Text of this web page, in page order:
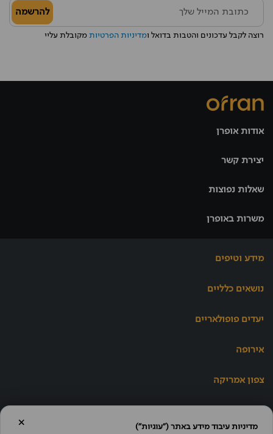
× מדיניות עיבוד מידע באתר ("עוגיות")
רוצה לקבל עדכונים והטבות בדואל ומדיניות הפרטיות מקובלת עליי
להרשמה
אודות אופרן
יצירת קשר
שאלות נפוצות
משרות באופרן
מידע וטיפים
נושאים כלליים
יעדים פופולאריים
אירופה
צפון אמריקה
אופרן נושאת את תו